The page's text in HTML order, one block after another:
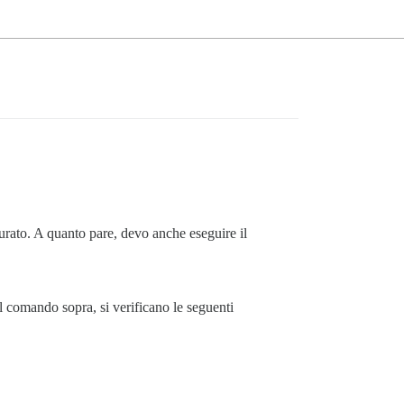
A quanto pare, devo anche eseguire il
sopra, si verificano le seguenti